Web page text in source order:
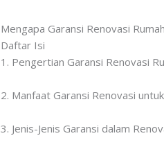
Mengapa Garansi Renovasi
Daftar Isi
1. Pengertian Garansi Renovasi
2. Manfaat Garansi Renovasi
3. Jenis-Jenis Garansi dalam